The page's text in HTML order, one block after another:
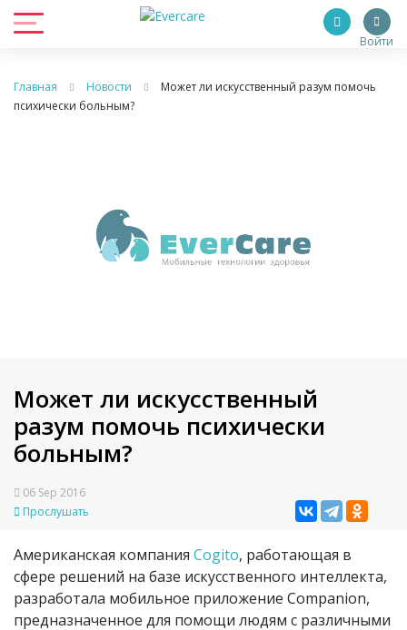
Войти
Главная Новости
Может ли искусственный разум помочь
психически больным?
Может ли искусственный
разум помочь психически
больным?
06 Sep 2016
Прослушать
Американская компания Cogito, работающая в
сфере решений на базе искусственного интеллекта,
разработала мобильное приложение Companion,
предназначенное для помощи людям с различными